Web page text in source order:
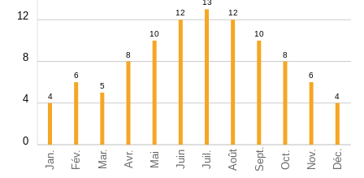
Jan. Fév. Mar. Avr. Mai Juin Juil. Août Sept. Oct. Nov. Déc.
0
4
8
12
4
6
5
8
10
12
13
12
10
8
6
4